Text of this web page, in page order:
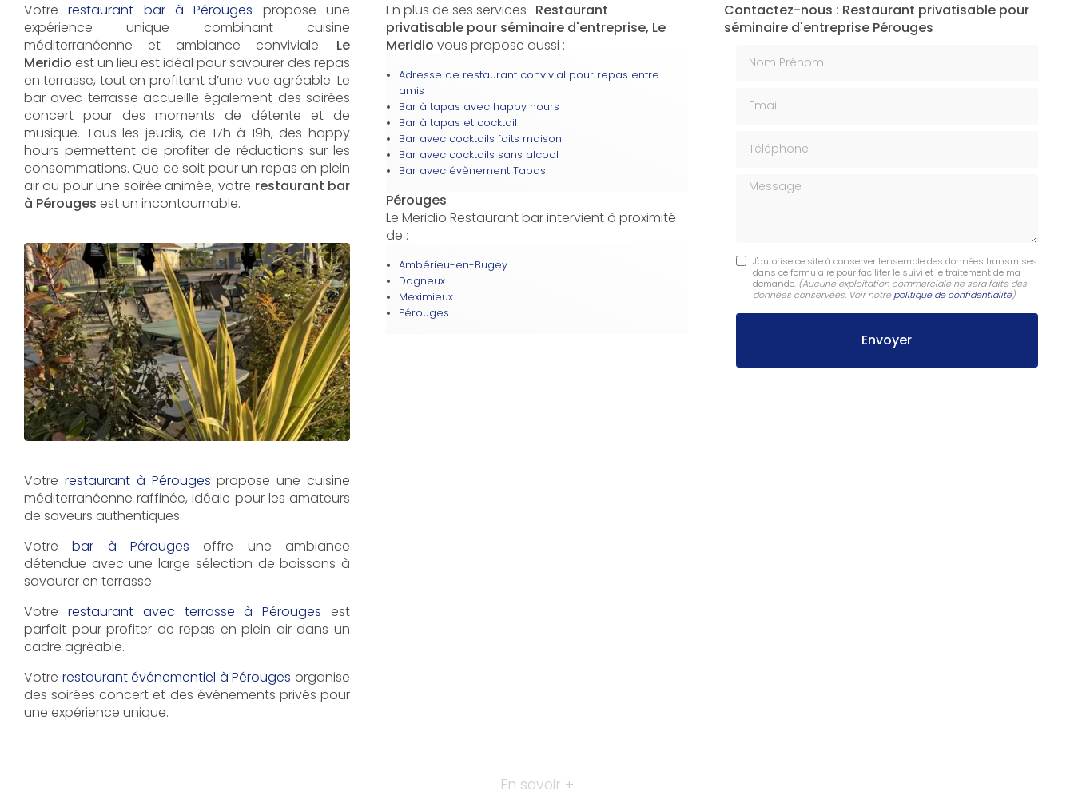
Votrerestaurant bar à Pérouges propose une
expérience unique combinant cuisine
méditerranéenne et ambiance conviviale. Le
Meridio est un lieu est idéal pour savourer des repas
en terrasse, tout en profitant d’une vue agréable. Le
bar avec terrasse accueille également des soirées
concert pour des moments de détente et de
musique. Tous les jeudis, de 17h à 19h, des happy
hours permettent de profiter de réductions sur les
consommations. Que ce soit pour un repas en plein
air ou pour une soirée animée, votre restaurant bar
à Pérouges est un incontournable.
Votre restaurant à Pérouges propose une cuisine
méditerranéenne raffinée, idéale pour les amateurs
de saveurs authentiques.
Votrebar à Pérouges offre une ambiance
détendue avec une large sélection de boissons à
savourer en terrasse.
Votre restaurant avec terrasse à Pérouges est
parfait pour profiter de repas en plein air dans un
cadre agréable.
Votre restaurant événementiel à Pérouges organise
des soirées concert et des événements privés pour
une expérience unique.
En plus de ses services : Restaurant
privatisable pour séminaire d'entreprise, Le
Meridio vous propose aussi :
Adresse de restaurant convivial pour repas entre
amis
Bar à tapas avec happy hours
Bar à tapas et cocktail
Bar avec cocktails faits maison
Bar avec cocktails sans alcool
Bar avec évènement Tapas
Pérouges
Le Meridio Restaurant bar intervient à proximité
de :
Ambérieu-en-Bugey
Dagneux
Meximieux
Pérouges
Contactez-nous : Restaurant privatisable pour
séminaire d'entreprise Pérouges
Message
J'autorise ce site à conserver l'ensemble des données transmises
dans ce formulaire pour faciliter le suivi et le traitement de ma
demande. (Aucune exploitation commerciale ne sera faite des
données conservées. Voir notre politique de confidentialité)
En savoir +